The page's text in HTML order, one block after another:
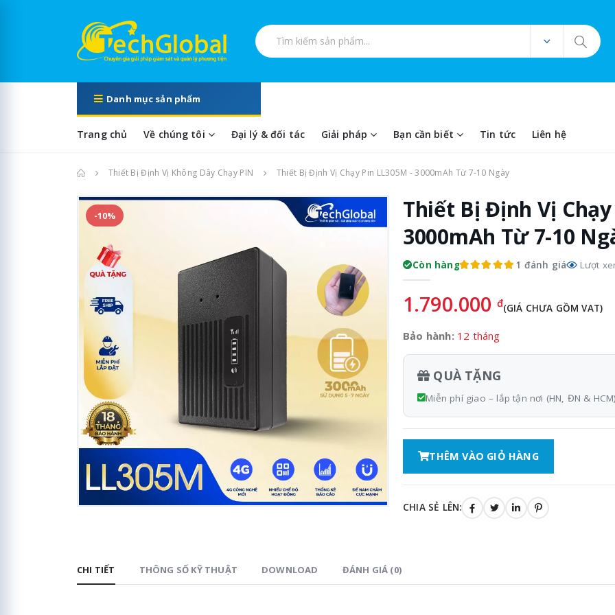
Tìm kiếm sản phẩm
Danh mục sản phẩm
Trang chủ Về chúng tôi Đại lý & đối tác Giải pháp Bạn cần biết Tin tức Liên hệ
Trang chủThiết Bị Định Vị Không Dây Chạy PIN Thiết Bị Định Vị Chạy Pin LL305M - 3000mAh Từ 7-10 Ngày
-10%
Thiết Bị Định Vị
3000mAh Từ 7-10
Còn hàng 1 đánh giá Lượt
1.790.000đ(GIÁ CHƯA GỒM VAT)
Bảo hành: 12 tháng
QUÀ TẶNG
Miễn phí giao – lắp tận nơi (HN, ĐN &
THÊM VÀO GIỎ HÀNG
CHIA SẺ LÊN:
CHI TIẾT THÔNG SỐ KỸ THUẬT DOWNLOAD ĐÁNH GIÁ (0)